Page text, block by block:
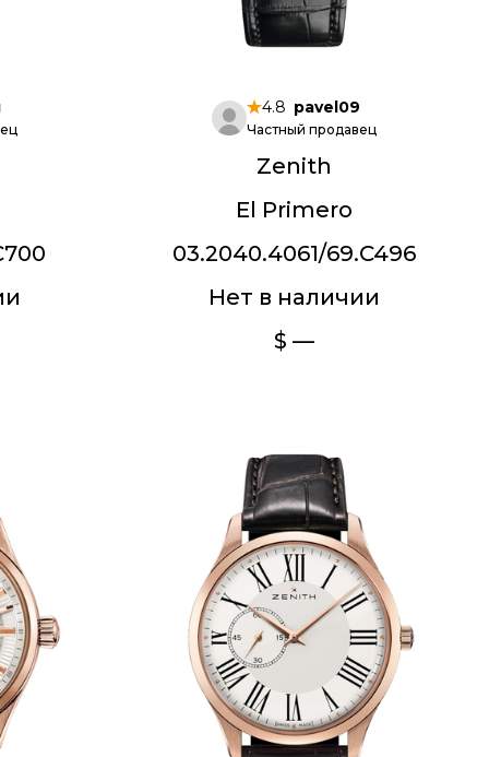
4.8 pavel09
Частный продавец
Zenith
El Primero
03.2040.4061/69.C496
Нет в наличии
$ —